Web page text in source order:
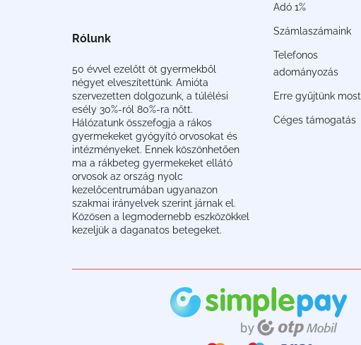
Rólunk
50 évvel ezelőtt öt gyermekből
négyet elveszítettünk. Amióta
szervezetten dolgozunk, a túlélési
esély 30%-ról 80%-ra nőtt.
Hálózatunk összefogja a rákos
gyermekeket gyógyító orvosokat és
intézményeket. Ennek köszönhetően
ma a rákbeteg gyermekeket ellátó
orvosok az ország nyolc
kezelőcentrumában ugyanazon
szakmai irányelvek szerint járnak el.
Közösen a legmodernebb eszközökkel
kezeljük a daganatos betegeket.
Adó 1%
Számlaszámaink
Telefonos
adományozás
Erre gyűjtünk most
Céges támogatás